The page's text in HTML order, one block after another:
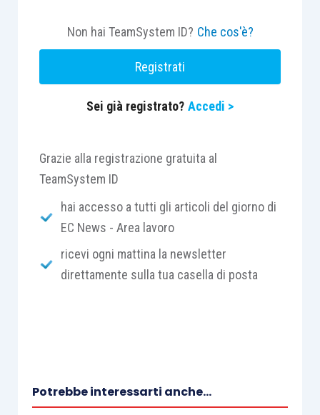
decreto, mentre l’abolizione dell’obbligo di
istituzione del registro infortuni decorrerà dal
Non hai TeamSystem ID? Che cos'è?
Registrati
Sei già registrato? Accedi >
Grazie alla registrazione gratuita al
TeamSystem ID
hai accesso a tutti gli articoli del giorno di
EC News - Area lavoro
ricevi ogni mattina la newsletter
direttamente sulla tua casella di posta
Potrebbe interessarti anche...